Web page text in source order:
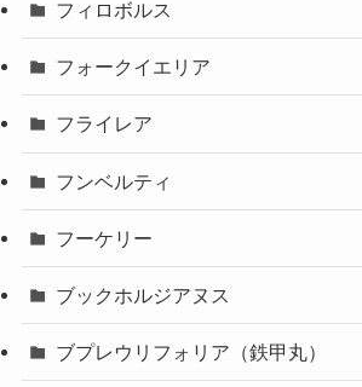
フィロボルス
フォークイエリア
フライレア
フンベルティ
フーケリー
ブックホルジアヌス
ブプレウリフォリア（鉄甲丸）